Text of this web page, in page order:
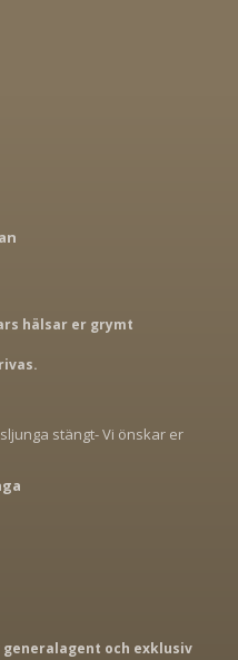
hälsar er grymt
stängt- Vi önskar er
och exklusiv